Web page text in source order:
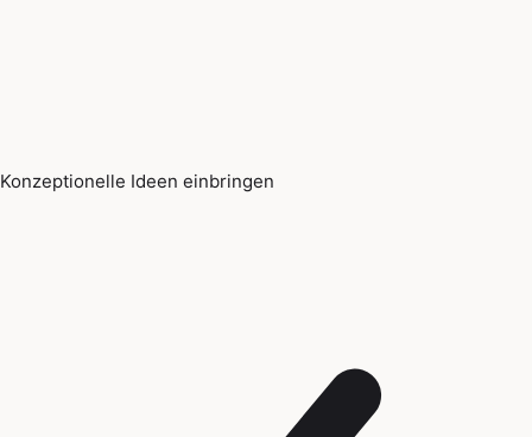
Konzeptionelle Ideen einbringen